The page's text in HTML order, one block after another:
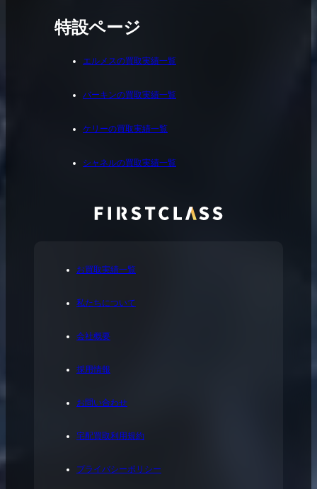
お買取実績一覧
私たちについて
会社概要
採用情報
お問い合わせ
宅配買取利用規約
プライバシーポリシー
特設ページ
エルメスの買取実績一覧
バーキンの買取実績一覧
ケリーの買取実績一覧
シャネルの買取実績一覧